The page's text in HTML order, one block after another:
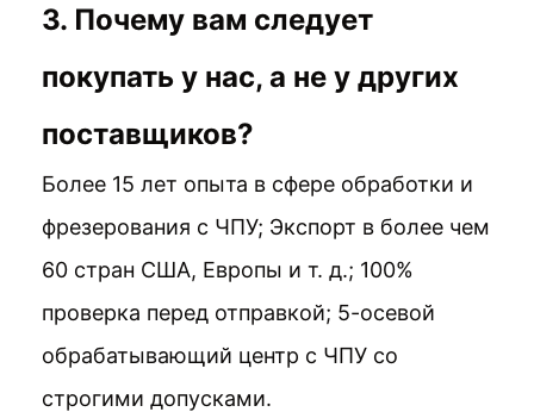
3. Почему вам следует
покупать у нас, а не у других
поставщиков?
Более 15 лет опыта в сфере обработки и
фрезерования с ЧПУ; Экспорт в более чем
60 стран США, Европы и т. д.; 100%
проверка перед отправкой; 5-осевой
обрабатывающий центр с ЧПУ со
строгими допусками.